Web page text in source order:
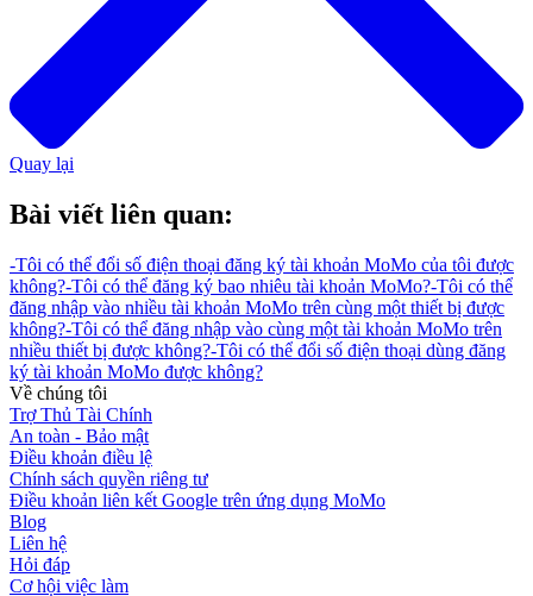
Quay lại
Bài viết liên quan:
-Tôi có thể đổi số điện thoại đăng ký tài khoản MoMo của tôi được
không?-Tôi có thể đăng ký bao nhiêu tài khoản MoMo?-Tôi có thể
đăng nhập vào nhiều tài khoản MoMo trên cùng một thiết bị được
không?-Tôi có thể đăng nhập vào cùng một tài khoản MoMo trên
nhiều thiết bị được không?-Tôi có thể đổi số điện thoại dùng đăng
ký tài khoản MoMo được không?
Về chúng tôi
Trợ Thủ Tài Chính
An toàn - Bảo mật
Điều khoản điều lệ
Chính sách quyền riêng tư
Điều khoản liên kết Google trên ứng dụng MoMo
Blog
Liên hệ
Hỏi đáp
Cơ hội việc làm